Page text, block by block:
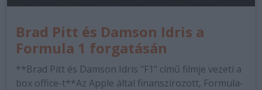
Brad Pitt és Damson Idris a
Formula 1 forgatásán
**Brad Pitt és Damson Idris "F1" című filmje vezeti a
box office-t**Az Apple által finanszírozott, Formula-